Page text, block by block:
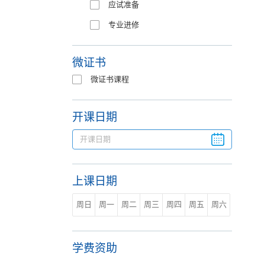
应试准备
专业进修
微证书
微证书课程
开课日期
上课日期
周日 周一 周二 周三 周四 周五 周六
学费资助